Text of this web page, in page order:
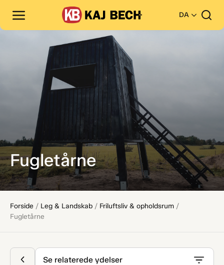
DA
Fugletårne
Forside / Leg & Landskab / Friluftsliv & opholdsrum /
Fugletårne
Se relaterede ydelser